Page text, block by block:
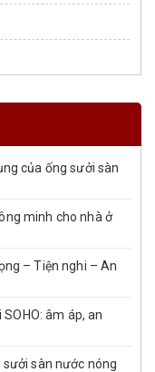
của ống sưởi sàn
minh cho nhà ở
– Tiện nghi – An
âm áp, an
sàn nước nóng